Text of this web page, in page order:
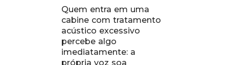
Quem entra em uma
cabine com tratamento
acústico excessivo
percebe algo
imediatamente: a
própria voz soa